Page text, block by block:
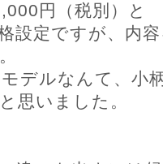
円（税別）と
設定ですが、内
デルなんて、小
思いました。